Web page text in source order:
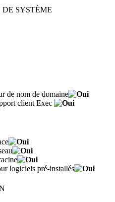
SYSTÈME
de nom de domaine
client Exec
logiciels pré-installés